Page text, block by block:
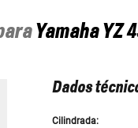
Yamaha YZ
Dados
Cilindrada: